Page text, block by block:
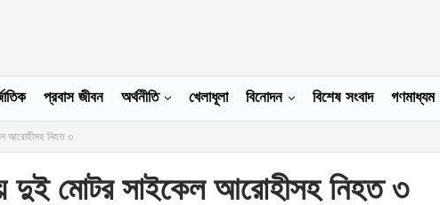
প্রবাস জীবন অর্থনীতি খেলাধূলা বিনোদন বিশেষ সংবাদ গণমাধ্যম
আরোহীসহ নিহত ৩
দুই মোটর সাইকেল আরোহীসহ নিহত ৩